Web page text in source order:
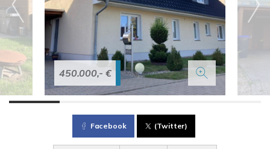
450.000,- €
Facebook (Twitter)